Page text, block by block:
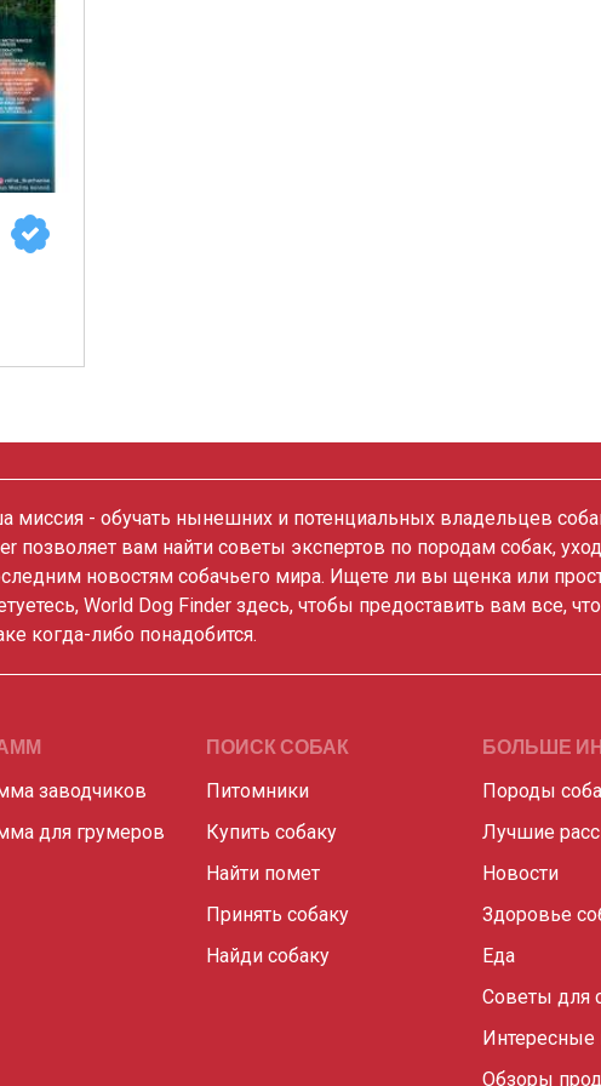
миссия - обучать нынешних и потенциальных владельцев
позволяет вам найти советы экспертов по породам собак,
новостям собачьего мира. Ищете ли вы щенка или
World Dog Finder здесь, чтобы предоставить вам все,
когда-либо понадобится.
заводчиков
для грумеров
ПОИСК СОБАК
Питомники
Купить собаку
Найти помет
Принять собаку
Найди собаку
БОЛЬШЕ
Породы
Лучшие
Новости
Здоровье
Еда
Советы для
Обзоры